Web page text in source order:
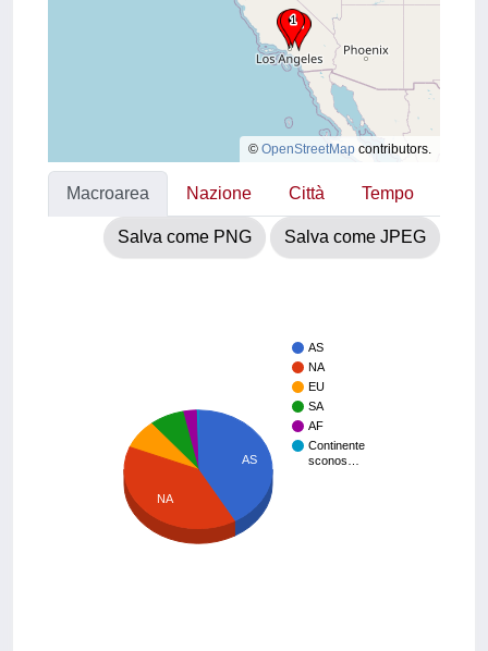
© OpenStreetMap contributors.
Macroarea Nazione Città Tempo
Salva come PNG Salva come JPEG
AS
NA
EU
SA
AF
Continente
sconos…
AS
NA